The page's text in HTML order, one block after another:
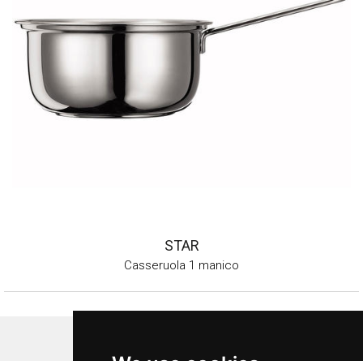
STAR
Casseruola 1 manico